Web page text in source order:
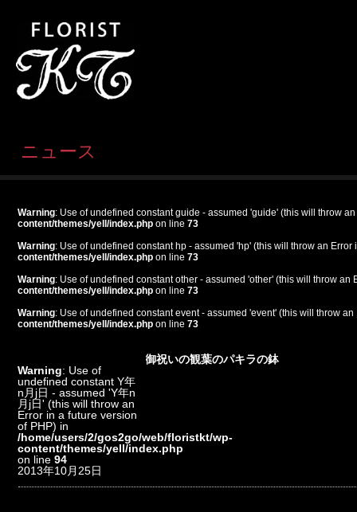
ニュース
Warning: Use of undefined constant guide - assumed 'guide' (this will throw
content/themes/yell/index.php on line73
Warning: Use of undefined constant hp - assumed 'hp' (this will throw an
content/themes/yell/index.php on line73
Warning: Use of undefined constant other - assumed 'other' (this will throw
content/themes/yell/index.php on line73
Warning: Use of undefined constant event - assumed 'event' (this will throw
content/themes/yell/index.php on line73
Warning: Use of
undefined constant Y年
n月j日 - assumed 'Y年n
月j日' (this will throw an
Error in a future version
of PHP) in
/home/users/2/gos2go/web/floristkt/wp-
content/themes/yell/index.php
on line94
2013年10月25日
御祝いの観葉のパキラの鉢